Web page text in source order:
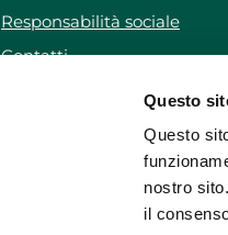
Questo
Questo
nostro
il
Responsabilità sociale
Contatti
Iscriviti alla newsletter